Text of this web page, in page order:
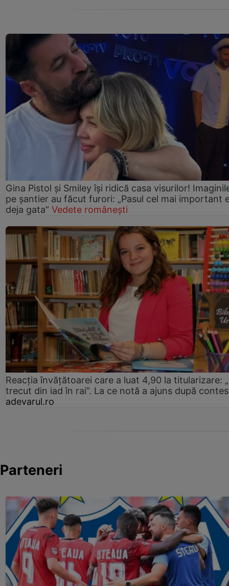
Gina Pistol și Smiley își ridică casa visurilor!
pe șantier au făcut furori: „Pasul cel mai important
deja gata” Vedete românești
Reacția învățătoarei care a luat 4,90 la titularizare:
trecut din iad în rai”. La ce notă a ajuns după
adevarul.ro
Parteneri